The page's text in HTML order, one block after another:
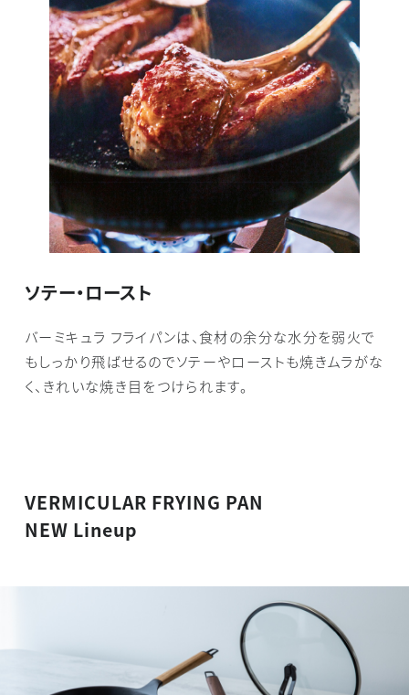
ソテー・ロースト
バーミキュラ フライパンは、食材の余分な水分を弱火で
もしっかり飛ばせるのでソテーやローストも焼きムラがな
く、きれいな焼き目をつけられます。
VERMICULAR FRYING PAN
NEW Lineup